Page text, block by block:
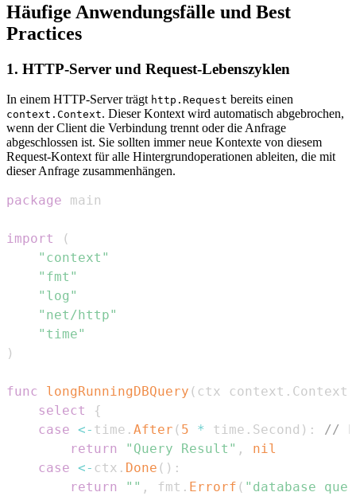
Häufige Anwendungsfälle und Best
Practices
1. HTTP-Server und Request-Lebenszyklen
In einem HTTP-Server trägt http.Request bereits einen
context.Context. Dieser Kontext wird automatisch abgebrochen,
wenn der Client die Verbindung trennt oder die Anfrage
abgeschlossen ist. Sie sollten immer neue Kontexte von diesem
Request-Kontext für alle Hintergrundoperationen ableiten, die mit
dieser Anfrage zusammenhängen.
package
import
(
"context"
"fmt"
"log"
"net/http"
"time"
)
func longRunningDBQuery ( ctx context . Context
select
{
case <- time . After ( 5 * time . Second ) :
//
return
"Query Result" ,
nil
case <- ctx . Done ( ) :
return
"" , fmt . Errorf ( "database